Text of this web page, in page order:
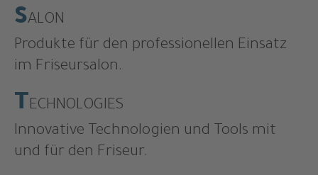
SALON
Produkte für den professionellen Einsatz
im Friseursalon.
T ECHNOLOGIES
Innovative Technologien und Tools mit
und für den Friseur.